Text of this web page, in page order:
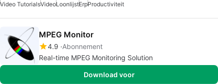
Video TutorialsVideoLoonlijstErpProductiviteit
MPEG Monitor
4.9 Abonnement
Real-time MPEG Monitoring Solution
Download voor